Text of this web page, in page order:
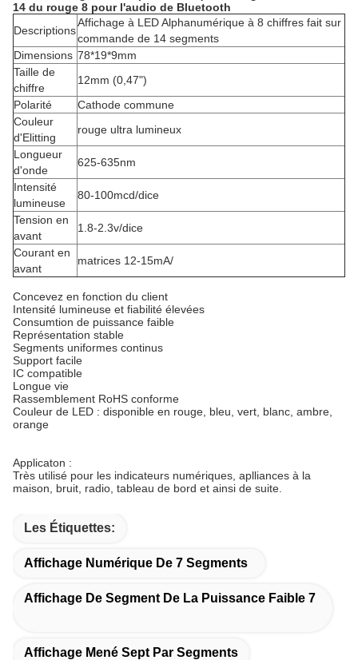
14 du rouge 8 pour l'audio de Bluetooth
Descriptions
Affichage à LED Alphanumérique à 8 chiffres fait sur
commande de 14 segments
Dimensions 78*19*9mm
Taille de
chiffre
12mm (0,47")
Polarité
Cathode commune
Couleur
d'Elitting
rouge ultra lumineux
Longueur
d'onde
625-635nm
Intensité
lumineuse
80-100mcd/dice
Tension en
avant
1.8-2.3v/dice
Courant en
avant
matrices 12-15mA/
Concevez en fonction du client
Intensité lumineuse et fiabilité élevées
Consumtion de puissance faible
Représentation stable
Segments uniformes continus
Support facile
IC compatible
Longue vie
Rassemblement RoHS conforme
Couleur de LED : disponible en rouge, bleu, vert, blanc, ambre,
orange
Applicaton :
Très utilisé pour les indicateurs numériques, aplliances à la
maison, bruit, radio, tableau de bord et ainsi de suite.
Les Étiquettes:
Affichage Numérique De 7 Segments
Affichage De Segment De La Puissance Faible 7
Affichage Mené Sept Par Segments